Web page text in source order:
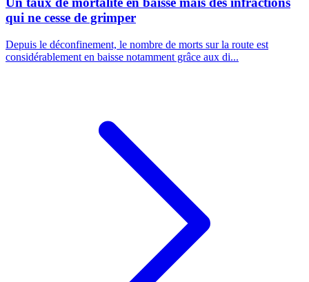
qui ne cesse de grimper
Depuis le déconfinement, le nombre de morts sur la route est
considérablement en baisse notamment grâce aux di...